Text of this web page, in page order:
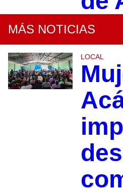
MÁS NOTICIAS
LOCAL